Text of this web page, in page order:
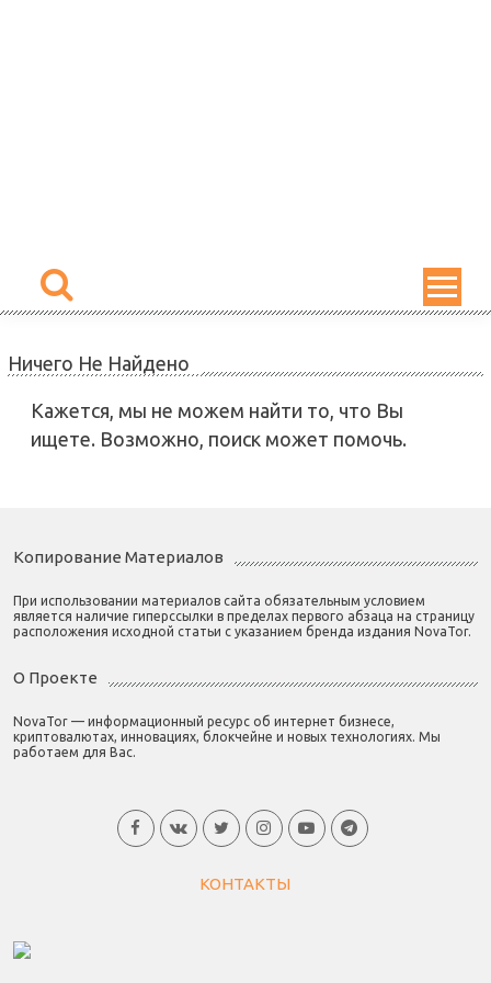
Ничего Не Найдено
Кажется, мы не можем найти то, что Вы
ищете. Возможно, поиск может помочь.
Копирование Материалов
При использовании материалов сайта обязательным условием
является наличие гиперссылки в пределах первого абзаца на страницу
расположения исходной статьи с указанием бренда издания NovaTor.
О Проекте
NovaTor — информационный ресурс об интернет бизнесе,
криптовалютах, инновациях, блокчейне и новых технологиях. Мы
работаем для Вас.
КОНТАКТЫ